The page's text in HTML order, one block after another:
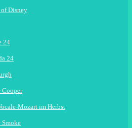
Disney
24
24
Mozart im Herbst